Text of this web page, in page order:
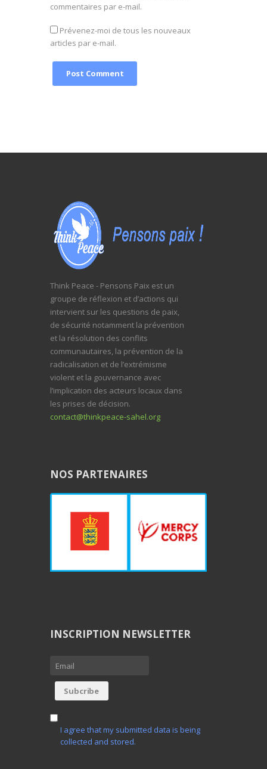
commentaires par e-mail.
Prévenez-moi de tous les nouveaux
articles par e-mail.
Think Peace - Pensons Paix est un
groupe de réflexion et d’actions qui
intervient sur les questions de paix,
de sécurité notamment la prévention
et la résolution des conflits
communautaires, la prévention de la
radicalisation et de l’extrémisme
violent et la gouvernance avec
l’implication des acteurs locaux dans
les prises de décision.
contact@thinkpeace-sahel.org
NOS PARTENAIRES
INSCRIPTION NEWSLETTER
I agree that my submitted data is being
collected and stored.